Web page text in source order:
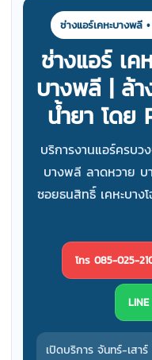
ช่างแอร์เคหะบางพลี
ช่างแอร์ เค
บางพลี | ล้า
น้ำยา โดย
บริการงานแอร์ครบว
บางพลี ลาดหวาย บ
ซอยธนสิทธิ์ เคหะบา
โทร 085-025-
เปิดบริการ จันทร์-เสา